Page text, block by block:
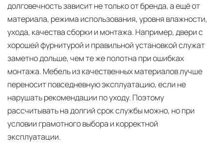
долговечность зависит не только от бренда, а ещё от
материала, режима использования, уровня влажности,
ухода, качества сборки и монтажа. Например, двери с
хорошей фурнитурой и правильной установкой служат
заметно дольше, чем те же полотна при ошибках
монтажа. Мебель из качественных материалов лучше
переносит повседневную эксплуатацию, если не
нарушать рекомендации по уходу. Поэтому
рассчитывать на долгий срок службы можно, но при
условии грамотного выбора и корректной
эксплуатации.